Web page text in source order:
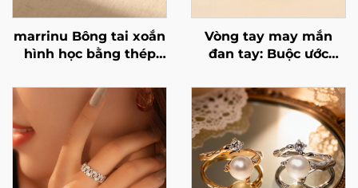
marrinu Bông tai xoắn
hình học bằng thép
BXG-02
Vòng tay may mắn
đan tay: Buộc ước
quanh cổ tay